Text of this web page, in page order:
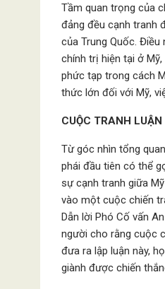
Tầm quan trọng của
đảng đều cạnh tranh
của Trung Quốc.
chính trị hiện tại ở Mỹ,
phức tạp trong cách
thức lớn đối với Mỹ,
CUỘC TRANH
Từ góc nhìn tổng
phái đầu tiên có thể
sự cạnh tranh giữa
vào một cuộc chiến
Dẫn lời Phó Cố vấn
người cho rằng cuộc
đưa ra lập luận này,
giành được chiến